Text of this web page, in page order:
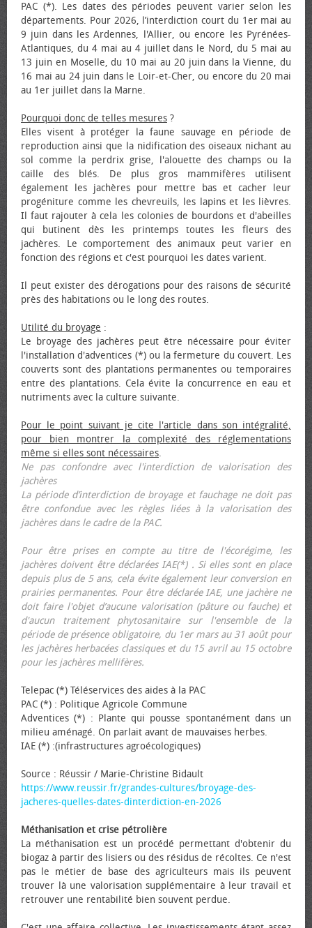
PAC (*). Les dates des périodes peuvent varier selon les
départements. Pour 2026, l’interdiction court du 1er mai au
9 juin dans les Ardennes, l'Allier, ou encore les Pyrénées-
Atlantiques, du 4 mai au 4 juillet dans le Nord, du 5 mai au
13 juin en Moselle, du 10 mai au 20 juin dans la Vienne, du
16 mai au 24 juin dans le Loir-et-Cher, ou encore du 20 mai
au 1er juillet dans la Marne.
Pourquoi donc de telles mesures ?
Elles visent à protéger la faune sauvage en période de
reproduction ainsi que la nidification des oiseaux nichant au
sol comme la perdrix grise, l'alouette des champs ou la
caille des blés. De plus gros mammifères utilisent
également les jachères pour mettre bas et cacher leur
progéniture comme les chevreuils, les lapins et les lièvres.
Il faut rajouter à cela les colonies de bourdons et d'abeilles
qui butinent dès les printemps toutes les fleurs des
jachères. Le comportement des animaux peut varier en
fonction des régions et c'est pourquoi les dates varient.
Il peut exister des dérogations pour des raisons de sécurité
près des habitations ou le long des routes.
Utilité du broyage :
Le broyage des jachères peut être nécessaire pour éviter
l'installation d'adventices (*) ou la fermeture du couvert. Les
couverts sont des plantations permanentes ou temporaires
entre des plantations. Cela évite la concurrence en eau et
nutriments avec la culture suivante.
Pour le point suivant je cite l'article dans son intégralité,
pour bien montrer la complexité des réglementations
même si elles sont nécessaires.
Ne pas confondre avec l'interdiction de valorisation des
jachères
La période d’interdiction de broyage et fauchage ne doit pas
être confondue avec les règles liées à la valorisation des
jachères dans le cadre de la PAC.
Pour être prises en compte au titre de l'écorégime, les
jachères doivent être déclarées IAE(*) . Si elles sont en place
depuis plus de 5 ans, cela évite également leur conversion en
prairies permanentes. Pour être déclarée IAE, une jachère ne
doit faire l'objet d’aucune valorisation (pâture ou fauche) et
d'aucun traitement phytosanitaire sur l'ensemble de la
période de présence obligatoire, du 1er mars au 31 août pour
les jachères herbacées classiques et du 15 avril au 15 octobre
pour les jachères mellifères.
Telepac (*) Téléservices des aides à la PAC
PAC (*) : Politique Agricole Commune
Adventices (*) : Plante qui pousse spontanément dans un
milieu aménagé. On parlait avant de mauvaises herbes.
IAE (*) :(infrastructures agroécologiques)
Source : Réussir / Marie-Christine Bidault
https://www.reussir.fr/grandes-cultures/broyage-des-
jacheres-quelles-dates-dinterdiction-en-2026
Méthanisation et crise pétrolière
La méthanisation est un procédé permettant d'obtenir du
biogaz à partir des lisiers ou des résidus de récoltes. Ce n'est
pas le métier de base des agriculteurs mais ils peuvent
trouver là une valorisation supplémentaire à leur travail et
retrouver une rentabilité bien souvent perdue.